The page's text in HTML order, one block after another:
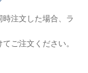
注文した場合、ラ
ご注文ください。